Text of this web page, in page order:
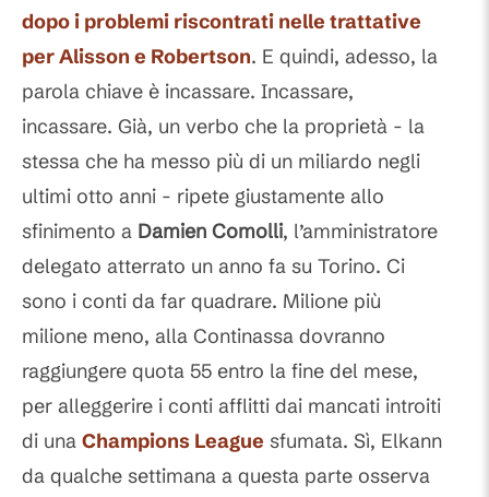
dopo i problemi riscontrati nelle trattative
per Alisson e Robertson. E quindi, adesso, la
parola chiave è incassare. Incassare,
incassare. Già, un verbo che la proprietà - la
stessa che ha messo più di un miliardo negli
ultimi otto anni - ripete giustamente allo
sfinimento a Damien Comolli, l’amministratore
delegato atterrato un anno fa su Torino. Ci
sono i conti da far quadrare. Milione più
milione meno, alla Continassa dovranno
raggiungere quota 55 entro la fine del mese,
per alleggerire i conti afflitti dai mancati introiti
di una Champions League sfumata. Sì, Elkann
da qualche settimana a questa parte osserva